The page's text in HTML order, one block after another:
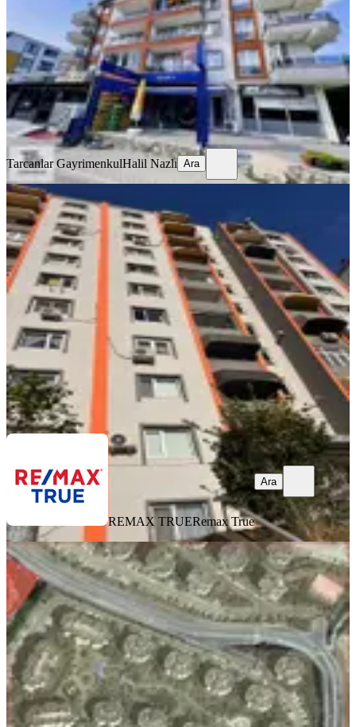
İzmit, Alikahya Atatürk Mahallesi
2+1·115 m²·2. Kat·05.08.2026
5.500.000 ₺
Tarcanlar GayrimenkulHalil Nazlı
Ara
Tarcanlar GayrimenkulHalil Nazlı Ara
YENİ
İzmit Akçakoca Mahde Eşyalı 2+1
Satılık Daire
İzmit, Akçakoca Mahallesi
·90 m²· 3. Kat·05.08.2026
3.700.000 ₺
REMAX TRUE Remax True
Ara
REMAX TRUERemax True
Ara
YENİ
Kocaeli İzmit Kent Konut 2. Etap E
11 Blok 7 7. Kat Satılık 3.300.000 Tl
İzmit, 28 Haziran Mahallesi
2+1
·85 m²·7. Kat·05.08.2026
3.300.000 ₺